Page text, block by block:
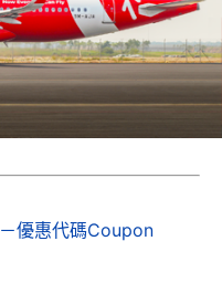
優惠代碼Coupon